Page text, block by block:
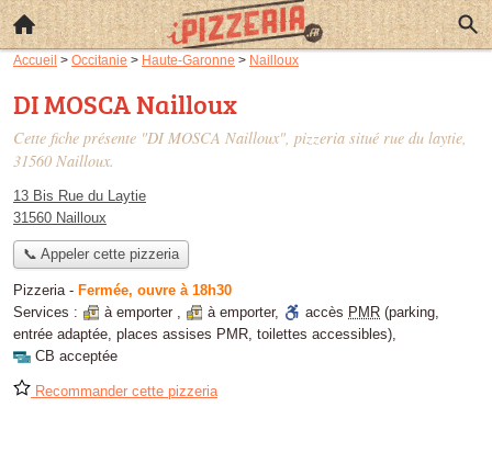
Accueil > Occitanie > Haute-Garonne > Nailloux
DI MOSCA Nailloux
Cette fiche présente "DI MOSCA Nailloux", pizzeria situé rue du laytie,
31560 Nailloux.
13 Bis Rue du Laytie
31560 Nailloux
📞 Appeler cette pizzeria
Pizzeria- Fermée, ouvre à 18h30
Services :
à emporter , à emporter, accès PMR (parking,
entrée adaptée, places assises PMR, toilettes accessibles),
CB acceptée
Recommander cette pizzeria